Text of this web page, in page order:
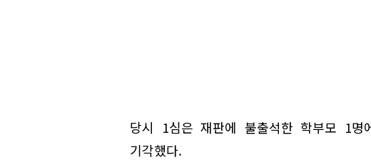
당시 1심은 재판에 불출석한 학부모 1
기각했다.